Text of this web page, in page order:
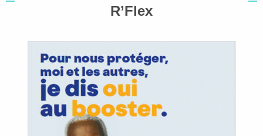
R’Flex